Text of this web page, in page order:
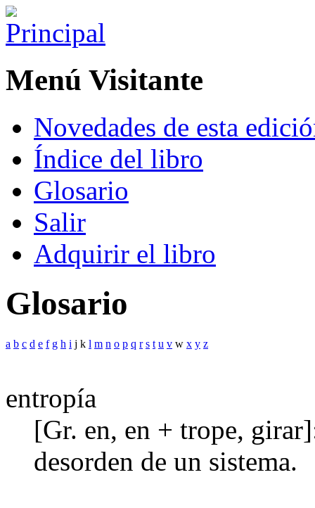
Menú Visitante
Novedades de esta
Índice del libro
Glosario
Salir
Adquirir el libro
Glosario
a b c d e f g h i j k l m n o p q r s t u v w x y z
entropía
[Gr. en, en + trope,
desorden de un sistema.